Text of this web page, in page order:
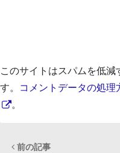
このサイトはスパムを低減
す。
コメントデータの処
。
前の記事